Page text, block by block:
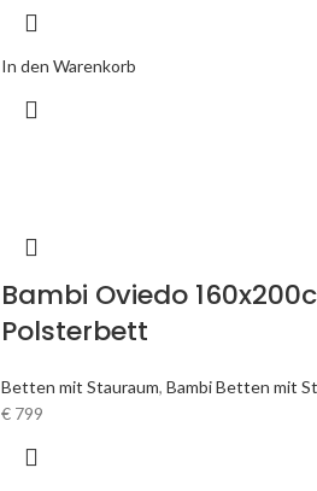
In den Warenkorb
Bambi Oviedo
Polsterbett
Betten mit Stauraum, Bambi Betten mit
€ 799